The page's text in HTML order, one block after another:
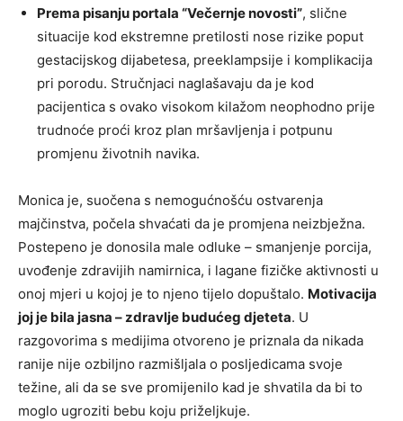
Prema pisanju portala “Večernje novosti”, slične
situacije kod ekstremne pretilosti nose rizike poput
gestacijskog dijabetesa, preeklampsije i komplikacija
pri porodu. Stručnjaci naglašavaju da je kod
pacijentica s ovako visokom kilažom neophodno prije
trudnoće proći kroz plan mršavljenja i potpunu
promjenu životnih navika.
Monica je, suočena s nemogućnošću ostvarenja
majčinstva, počela shvaćati da je promjena neizbježna.
Postepeno je donosila male odluke – smanjenje porcija,
uvođenje zdravijih namirnica, i lagane fizičke aktivnosti u
onoj mjeri u kojoj je to njeno tijelo dopuštalo. Motivacija
joj je bila jasna – zdravlje budućeg djeteta. U
razgovorima s medijima otvoreno je priznala da nikada
ranije nije ozbiljno razmišljala o posljedicama svoje
težine, ali da se sve promijenilo kad je shvatila da bi to
moglo ugroziti bebu koju priželjkuje.